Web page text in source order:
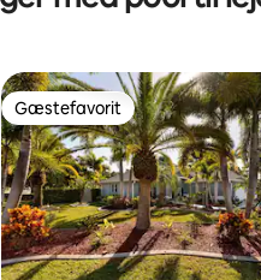
Gæstefavorit
Gæstefavorit